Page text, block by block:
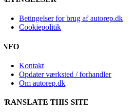
Betingelser for brug af autorep.dk
Cookiepolitik
INFO
Kontakt
Opdater værksted / forhandler
Om autorep.dk
TRANSLATE THIS SITE